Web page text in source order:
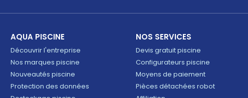
AQUA PISCINE
Découvrir l'entreprise
Nos marques piscine
Nouveautés piscine
Protection des données
NOS SERVICES
Devis gratuit piscine
Configurateurs piscine
Moyens de paiement
Pièces détachées robot